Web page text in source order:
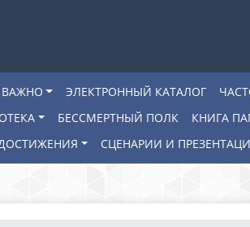
ВАЖНО ЭЛЕКТРОННЫЙ КАТАЛОГ
БЕССМЕРТНЫЙ ПОЛК КНИГА
СЦЕНАРИИ И